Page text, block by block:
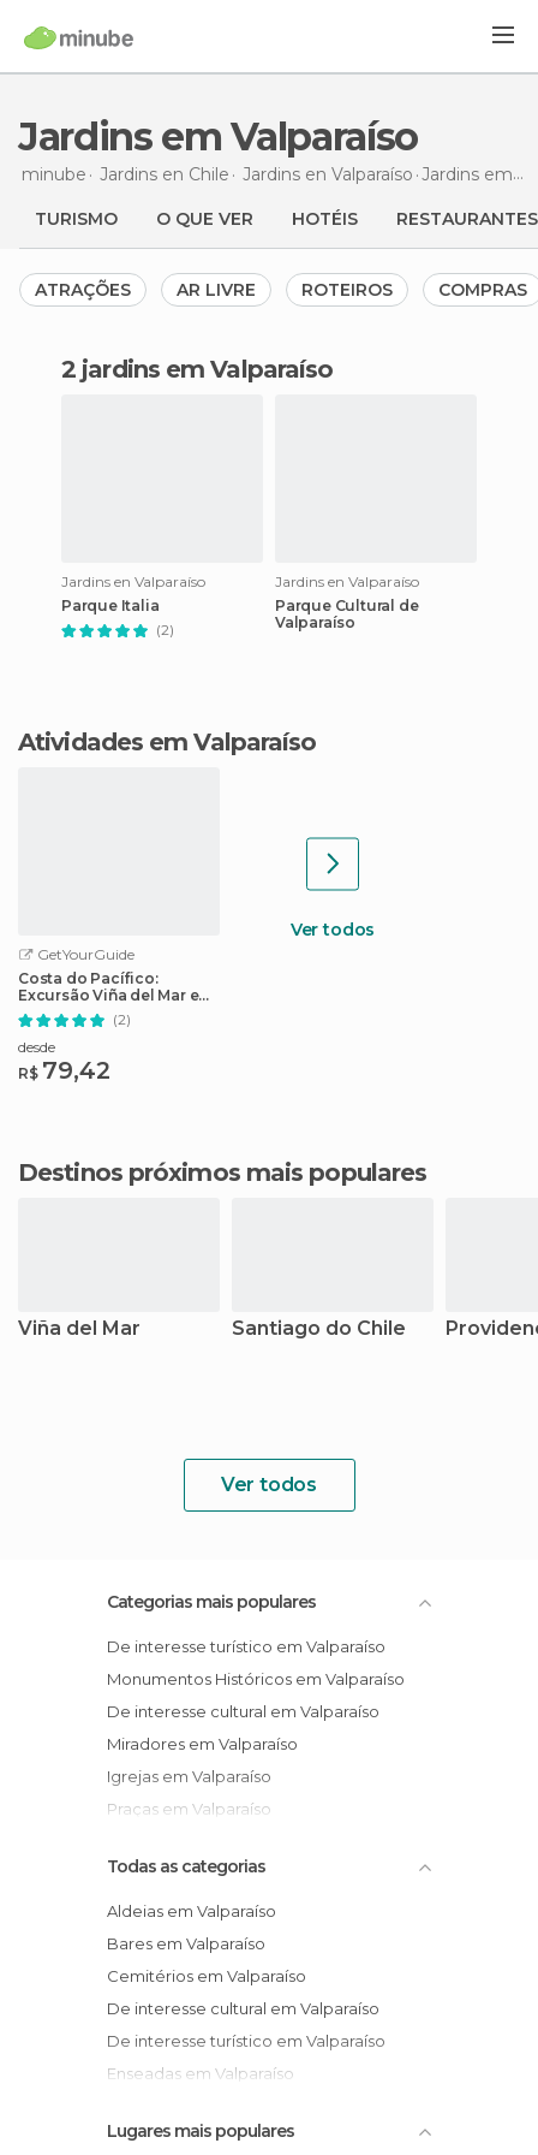
Jardins em Valparaíso
minube Jardins en Chile Jardins en Valparaíso Jardins em Valparaíso
TURISMO O QUE VER HOTÉIS RESTAURANTES
ATRAÇÕES AR LIVRE ROTEIROS COMPRAS
2 jardins em Valparaíso
Jardins en Valparaíso
Parque Italia
(2)
Jardins en Valparaíso
Parque Cultural de
Valparaíso
Atividades em Valparaíso
GetYourGuide
Costa do Pacífico:
Excursão Viña del Mar e
Reñaca 4 Horas
(2)
desde
R$ 79,42
Ver todos
Destinos próximos mais populares
Viña del Mar Santiago do Chile
Ver todos
Categorias mais populares
De interesse turístico em Valparaíso
Monumentos Históricos em Valparaíso
De interesse cultural em Valparaíso
Miradores em Valparaíso
Igrejas em Valparaíso
Praças em Valparaíso
Todas as categorias
Aldeias em Valparaíso
Bares em Valparaíso
Cemitérios em Valparaíso
De interesse cultural em Valparaíso
De interesse turístico em Valparaíso
Enseadas em Valparaíso
Festas em Valparaíso
Lugares mais populares